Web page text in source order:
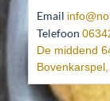
Email
Telefoon
De middend
Bovenkarspel